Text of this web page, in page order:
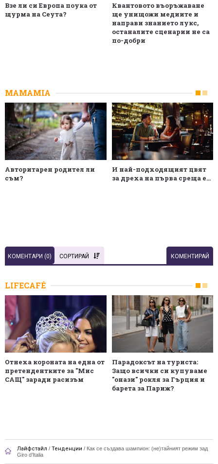
Взе ли си Европа поука от
щурма на Сеута?
Квантовото въоръжаване
ще унищожи медиите и
направи знанието лукс,
останалите сценарии не са
по-добри
MAMAMIA
Авторитарен родител ли
съм?
И най-подходящият цвят
за дреха на първа среща е...
КОМЕНТАРИ (0) СОРТИРАЙ КОМЕНТИРАЙ
LIFECAFÉ
Отнеха короната на една от
претендентките за "Мис
САЩ" заради расизъм
Парадоксът на туриста:
Защо всички си купуваме
"онази" рокля за Гърция и
барета за Париж?
Лайфстайл / Тенденции / Как се създава шампион: (не)тайният режим зад
Giro d’Italia